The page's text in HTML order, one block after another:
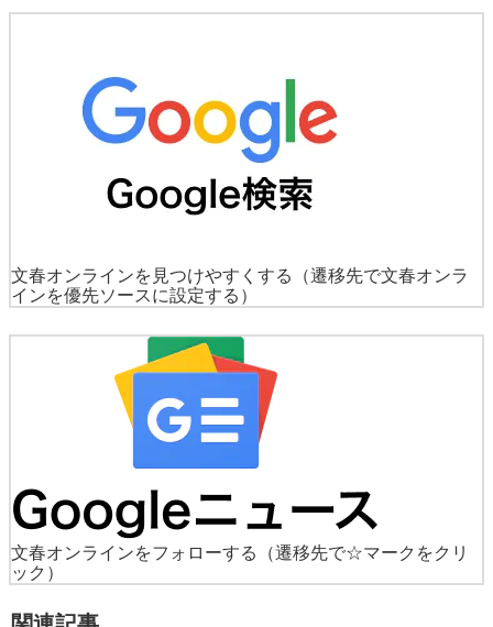
文春オンラインを見つけやすくする
（遷移先で文春オンラ
インを優先ソースに設定する）
文春オンラインをフォローする
（遷移先で☆マークをクリ
ック）